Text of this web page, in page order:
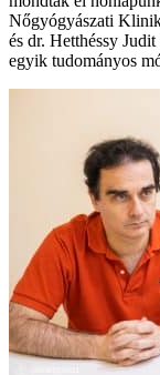
Nőgyógyászati
és dr. Hetthéssy
egyik tudományos